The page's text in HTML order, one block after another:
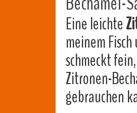
Eine leichte
meinem
schmeckt
Zitronen-
gebrauchen